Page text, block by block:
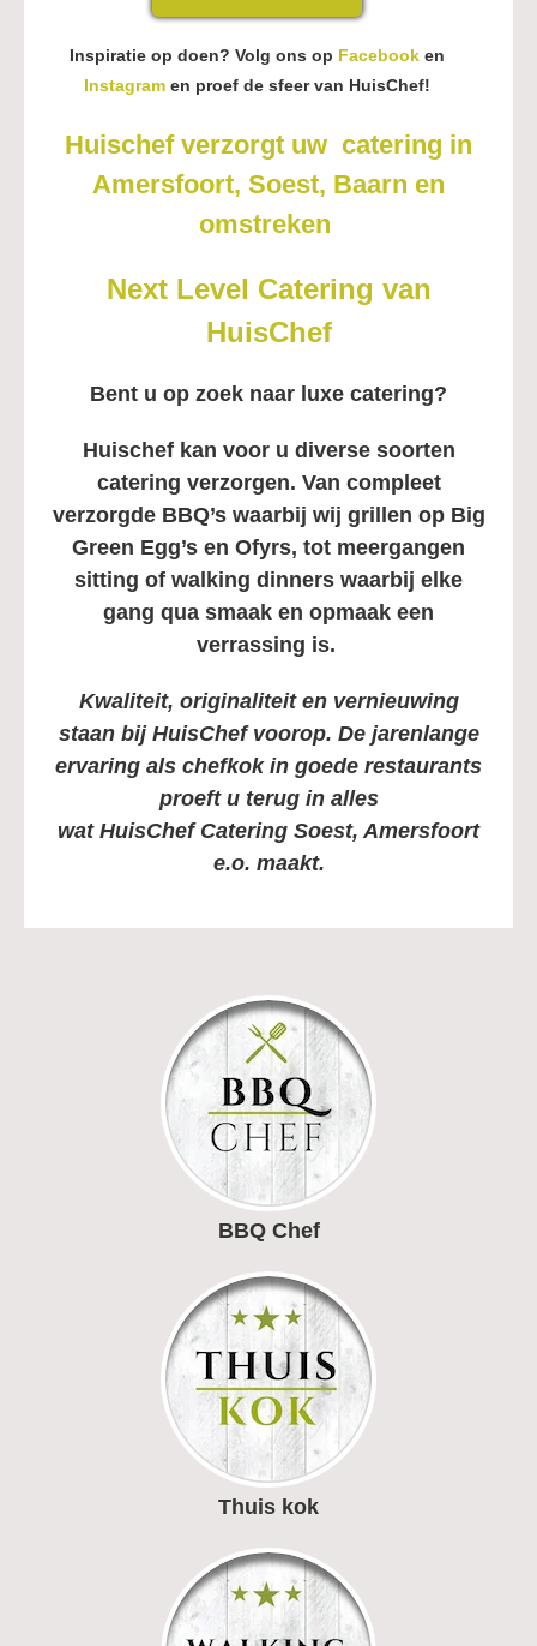
Inspiratie op doen? Volg ons op Facebooken
Instagramen proef de sfeer van HuisChef!
Huischef verzorgt uw catering in
Amersfoort, Soest, Baarn en
omstreken
Next Level Catering van
HuisChef
Bent u op zoek naar luxe catering?
Huischef kan voor u diverse soorten
catering verzorgen. Van compleet
verzorgde BBQ’s waarbij wij grillen op Big
Green Egg’s en Ofyrs, tot meergangen
sitting of walking dinners waarbij elke
gang qua smaak en opmaak een
verrassing is.
Kwaliteit, originaliteit en vernieuwing
staan bij HuisChef voorop. De jarenlange
ervaring als chefkok in goede restaurants
proeft u terug in alles
wat HuisChef Catering Soest, Amersfoort
e.o. maakt.
BBQ Chef
Thuis kok